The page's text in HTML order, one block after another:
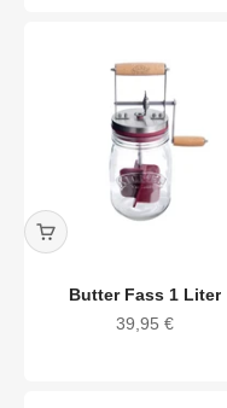
Butter Fass 1 Liter
Angebot
39,95 €